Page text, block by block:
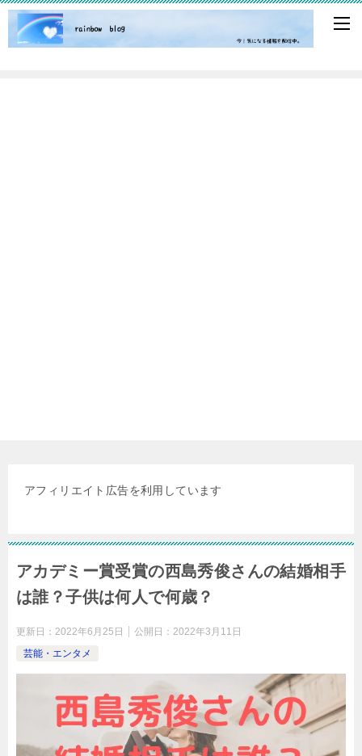
アフィリエイト広告を利用しています
アカデミー賞受賞の西島秀俊さんの結婚相手
は誰？子供は何人で何歳？
更新日： 2022年6月25日 公開日： 2022年3月11日
芸能・エンタメ